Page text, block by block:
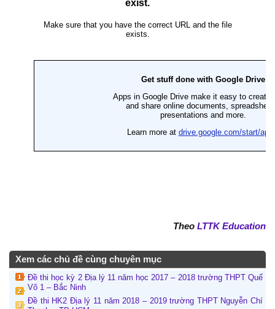
Theo LTTK Education
Xem các chủ đề cùng chuyên mục
Đề thi học kỳ 2 Địa lý 11 năm học 2017 – 2018 trường THPT Quế
Võ 1 – Bắc Ninh
Đề thi HK2 Địa lý 11 năm 2018 – 2019 trường THPT Nguyễn Chí